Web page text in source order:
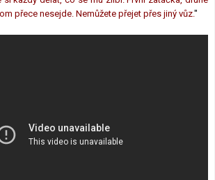
přece nesejde. Nemůžete přejet přes jiný vůz."